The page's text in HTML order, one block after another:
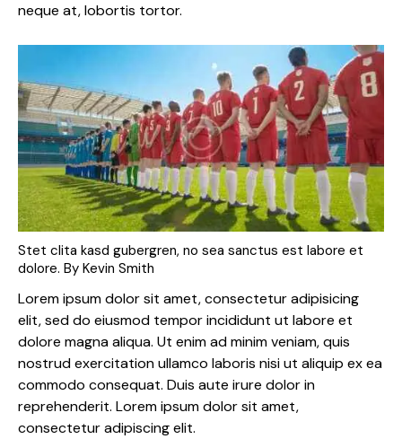
neque at, lobortis tortor.
Stet clita kasd gubergren, no sea sanctus est labore et
dolore. By Kevin Smith
Lorem ipsum dolor sit amet, consectetur adipisicing
elit, sed do eiusmod tempor incididunt ut labore et
dolore magna aliqua. Ut enim ad minim veniam, quis
nostrud exercitation ullamco laboris nisi ut aliquip ex ea
commodo consequat. Duis aute irure dolor in
reprehenderit. Lorem ipsum dolor sit amet,
consectetur adipiscing elit.